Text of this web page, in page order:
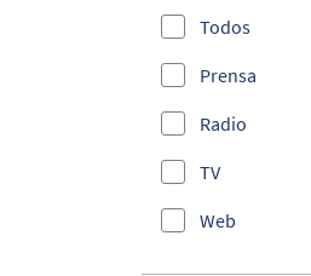
Todos
Prensa
Radio
TV
Web